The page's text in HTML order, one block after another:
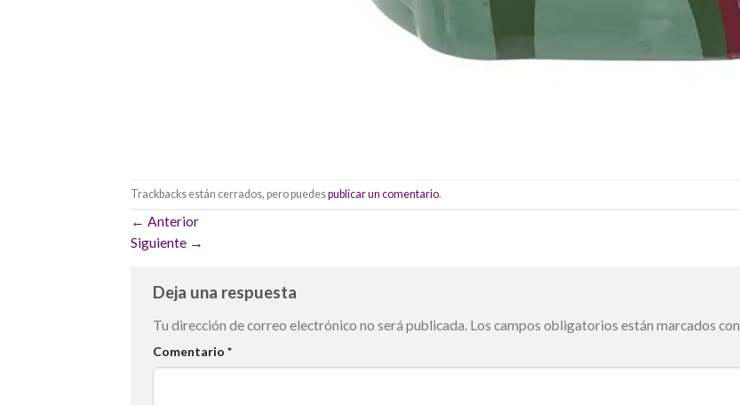
Trackbacks están cerrados, pero puedespublicar un comentario.
← Anterior
Siguiente →
Deja una respuesta
Tu dirección de correo electrónico no será publicada. Los campos obligatorios están marcados con
Comentario *